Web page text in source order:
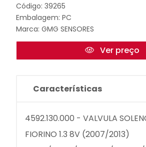
Código: 39265
Embalagem: PC
Marca: GMG SENSORES
Ver preço
Características
4592.130.000 - VALVULA
FIORINO 1.3 8V (2007/2013)